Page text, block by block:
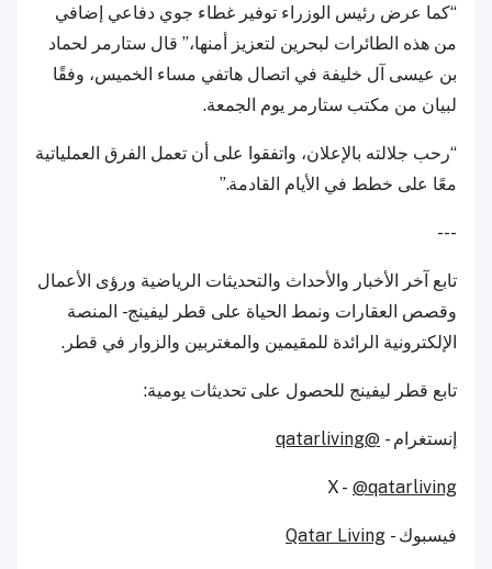
“كما عرض ​رئيس الوزراء توفير غطاء جوي دفاعي إضافي
من ​هذه الطائرات لبحرين ​لتعزيز أمنها،” قال ستارمر ​لحماد
بن عيسى آل خليفة في اتصال هاتفي مساء الخميس، وفقًا
لبيان من مكتب ستارمر يوم الجمعة.
“رحب ​جلالته ​بالإعلان، ​واتفقوا على أن تعمل الفرق العملياتية
معًا ​على ​خطط في ​الأيام القادمة.”
---
تابع آخر الأخبار والأحداث والتحديثات الرياضية ورؤى الأعمال
وقصص العقارات ونمط الحياة على قطر ليفينج - المنصة
الإلكترونية الرائدة للمقيمين والمغتربين والزوار في قطر.
تابع قطر ليفينج للحصول على تحديثات يومية:
إنستغرام - @qatarliving
X - @qatarliving
فيسبوك - Qatar Living